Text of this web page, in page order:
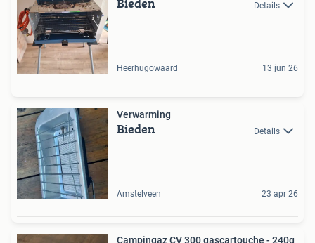
Details
Heerhugowaard 13 jun 26
Verwarming
Bieden Details
Amstelveen 23 apr 26
Campingaz CV 300 gascartouche - 240g